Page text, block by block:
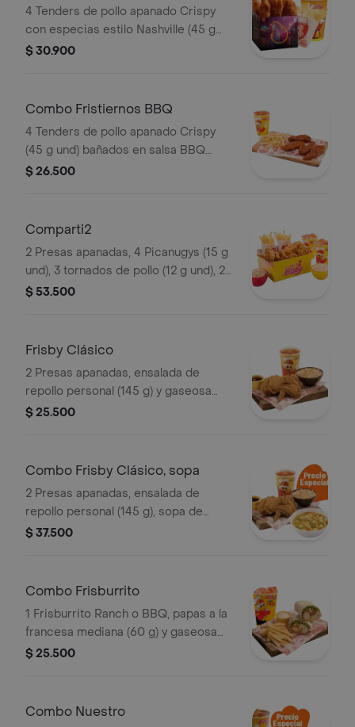
4 Tenders de pollo apanado Crispy
con especias estilo Nashville (45 g
und), sirope de miel picante, papas a
$ 30.900
Combo Fristiernos BBQ
4 Tenders de pollo apanado Crispy
(45 g und) bañados en salsa BBQ
ligeramente picante, papas a la
$ 26.500
Comparti2
2 Presas apanadas, 4 Picanugys (15 g
und), 3 tornados de pollo (12 g und), 2
porciones de papas francesas
$ 53.500
Frisby Clásico
2 Presas apanadas, ensalada de
repollo personal (145 g) y gaseosa
(325 ml)
$ 25.500
Combo Frisby Clásico, sopa
2 Presas apanadas, ensalada de
repollo personal (145 g), sopa de
verduras, ajiaquillo o consomé (350 g)
$ 37.500
Combo Frisburrito
1 Frisburrito Ranch o BBQ, papas a la
francesa mediana (60 g) y gaseosa
(325 ml)
$ 25.500
Combo Nuestro